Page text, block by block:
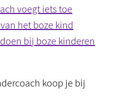
voegt iets toe
het boze kind
bij boze kinderen
koop je bij